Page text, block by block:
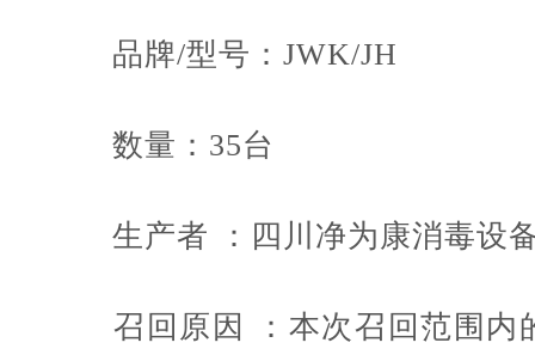
品牌/型号：JWK/JH
数量：35台
生产者 ：四川净为康消毒设
召回原因 ：本次召回范围内